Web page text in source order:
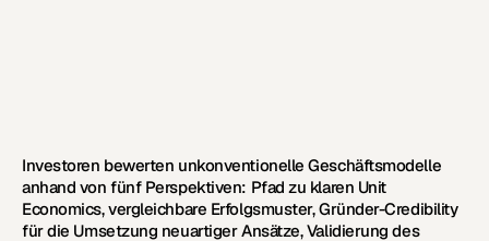
Investoren bewerten unkonventionelle Geschäftsmodelle
anhand von fünf Perspektiven: Pfad zu klaren Unit
Economics, vergleichbare Erfolgsmuster, Gründer-Credibility
für die Umsetzung neuartiger Ansätze, Validierung des